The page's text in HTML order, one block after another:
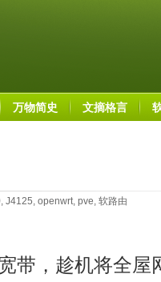
万物简史 文摘格言
, J4125, openwrt, pve, 软路由
带，趁机将全屋